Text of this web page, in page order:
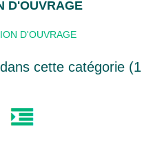
D'OUVRAGE
D'OUVRAGE
cette catégorie (1